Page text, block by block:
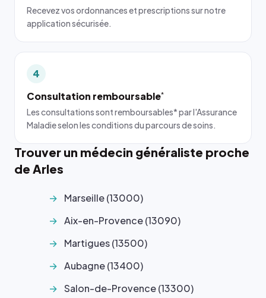
Recevez vos ordonnances et prescriptions sur notre
application sécurisée.
4
Consultation remboursable*
Les consultations sont remboursables* par l'Assurance
Maladie selon les conditions du parcours de soins.
Trouver un médecin généraliste proche
de Arles
Marseille (13000)
Aix-en-Provence (13090)
Martigues (13500)
Aubagne (13400)
Salon-de-Provence (13300)